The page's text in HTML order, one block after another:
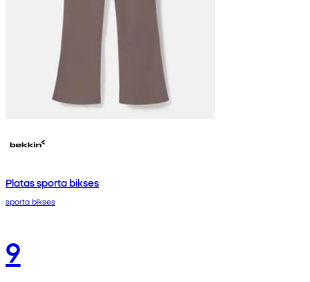
Platas sporta bikses
sporta bikses
9